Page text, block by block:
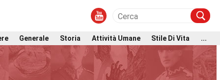
Generale Storia Attività Umane Stile Di Vita ...